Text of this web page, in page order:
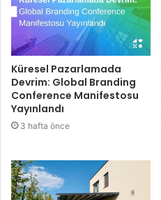
Küresel Pazarlamada
Devrim: Global Branding
Conference Manifestosu
Yayınlandı
3 hafta önce